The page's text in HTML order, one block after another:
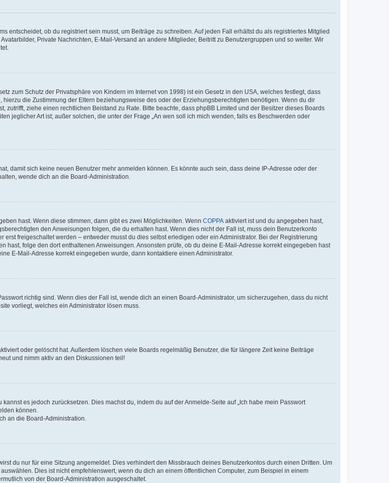
entscheidet, ob du registriert sein musst, um Beiträge zu schreiben. Auf jeden Fall erhältst du als registriertes Mitglied
Private Nachrichten, E-Mail-Versand an andere Mitglieder, Beitritt zu Benutzergruppen und so weiter. Wir
zum Schutz der Privatsphäre von Kindern im Internet von 1998) ist ein Gesetz in den USA, welches festlegt, dass
die Zustimmung der Eltern beziehungsweise des oder der Erziehungsberechtigten benötigen. Wenn du dir
zutrifft, ziehe einen rechtlichen Beistand zu Rate. Bitte beachte, dass phpBB Limited und der Besitzer dieses Boards
jeglicher Art ist; außer solchen, die unter der Frage „An wen soll ich mich wenden, falls es Beschwerden oder
damit sich keine neuen Benutzer mehr anmelden können. Es könnte auch sein, dass deine IP-Adresse oder der
wende dich an die Board-Administration.
hast. Wenn diese stimmen, dann gibt es zwei Möglichkeiten. Wenn COPPA aktiviert ist und du angegeben hast,
den Anweisungen folgen, die du erhalten hast. Wenn dies nicht der Fall ist, muss dein Benutzerkonto
freigeschaltet werden – entweder musst du dies selbst erledigen oder ein Administrator. Bei der Registrierung
hast, folge den dort enthaltenen Anweisungen. Ansonsten prüfe, ob du deine E-Mail-Adresse korrekt eingegeben hast
E-Mail-Adresse korrekt eingegeben wurde, dann kontaktiere einen Administrator.
richtig sind. Wenn dies der Fall ist, wende dich an einen Board-Administrator, um sicherzugehen, dass du nicht
vorliegt, welches ein Administrator lösen muss.
oder gelöscht hat. Außerdem löschen viele Boards regelmäßig Benutzer, die für längere Zeit keine Beiträge
und nimm aktiv an den Diskussionen teil!
es jedoch zurücksetzen. Dies machst du, indem du auf der Anmelde-Seite auf „Ich habe mein Passwort
können.
an die Board-Administration.
du nur für eine Sitzung angemeldet. Dies verhindert den Missbrauch deines Benutzerkontos durch einen Dritten. Um
Dies ist nicht empfehlenswert, wenn du dich an einem öffentlichen Computer, zum Beispiel in einem
von der Board-Administration ausgeschaltet.